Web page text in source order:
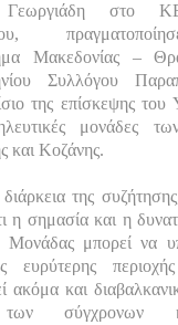
στο
Μακεδονίας –
Συλλόγου
της επίσκεψης του
μονάδες
και Κοζάνης.
της
η σημασία και η
μπορεί να
ευρύτερης
ακόμα και
σύγχρονων